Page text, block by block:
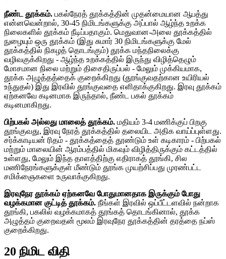
நீண்ட தூக்கம். பகல்நேரத் தூக்கத்தின் முதன்மையான ஆபத்து
என்னவென்றால், 30-45 நிமிடங்களுக்கு அப்பால் ஆழ்ந்த உறக்க
நிலைகளில் தூக்கம் நீடிப்பதாகும். மெதுவான-அலை தூக்கத்தில்
நுழையும் ஒரு தூக்கம் (இது சுமார் 30 நிமிடங்களுக்கு மேல்
தூக்கத்தில் நிகழத் தொடங்கும்) தூக்க மந்தநிலைக்கு
வழிவகுக்கிறது - ஆழ்ந்த உறக்கத்தில் இருந்து விழித்தெழும்
மோசமான நிலை மற்றும் திசைதிருப்பல் - மேலும் முக்கியமாக,
தூக்க அழுத்தத்தைக் குறைக்கிறது (தூங்குவதற்கான உயிரியல்
உந்துதல்) இது இரவில் தூங்குவதை எளிதாக்குகிறது. இரவு தூக்கம்
ஏற்கனவே கடினமாக இருந்தால், நீண்ட பகல் தூக்கம்
கடினமாகிறது.
பிற்பகல் அல்லது மாலைத் தூக்கம். மதியம் 3-4 மணிக்குப் பிறகு
தூங்குவது, இரவு நேரத் தூக்கத்தில் தலையிட அதிக வாய்ப்புள்ளது.
சர்க்காடியன் ரிதம் - தூக்கத்தைத் தூண்டும் உள் கடிகாரம் - பிற்பகல்
மற்றும் மாலையின் ஆரம்பத்தில் மிகவும் விழித்திருக்கும் கட்டத்தில்
உள்ளது, மேலும் இந்த தாளத்திற்கு எதிராகத் தூங்கி, சில
மணிநேரங்களுக்குள் மீண்டும் தூங்க முயற்சிப்பது முரண்பட்ட
சமிக்ஞைகளை உருவாக்குகிறது.
இரவுநேர தூக்கம் ஏற்கனவே போதுமானதாக இருக்கும் போது
வழக்கமான குட்டித் தூக்கம். நீங்கள் இரவில் ஒப்பீட்டளவில் நன்றாக
தூங்கி, பகலில் வழக்கமாகத் தூங்கத் தொடங்கினால், தூக்க
அழுத்தம் குறைவதன் மூலம் இரவுநேர தூக்கத்தின் தரத்தை நப்ஸ்
குறைக்கிறது.
20 நிமிட விதி